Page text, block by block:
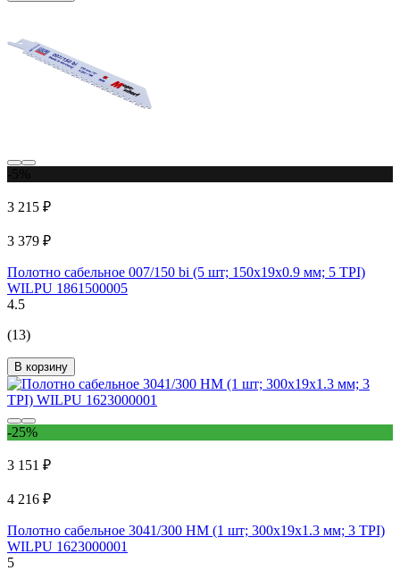
3 215 ₽
3 379 ₽
Полотно сабельное 007/150 bi (5 шт; 150х19х0.9 мм; 5 TPI)
WILPU 1861500005
4.5
(13)
В корзину
-25%
3 151 ₽
4 216 ₽
Полотно сабельное 3041/300 НМ (1 шт; 300х19х1.3 мм; 3 TPI)
WILPU 1623000001
5